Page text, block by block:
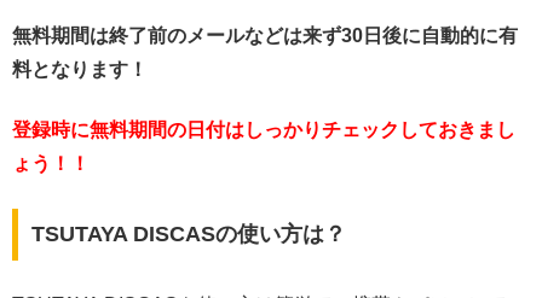
無料期間は終了前のメールなどは来ず30日後に自動的に有
料となります！
登録時に無料期間の日付はしっかりチェックしておきまし
ょう！！
TSUTAYA DISCASの使い方は？